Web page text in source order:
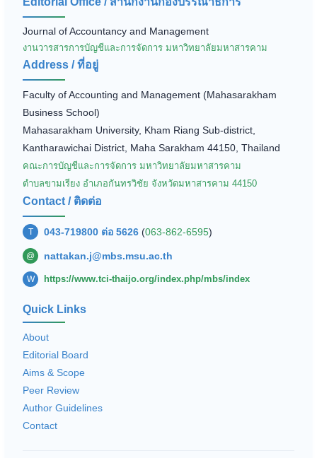
Journal of Accountancy and Management
งานวารสารการบัญชีและการจัดการ มหาวิทยาลัยมหาสารคาม
Address / ที่อยู่
Faculty of Accounting and Management (Mahasarakham
Business School)
Mahasarakham University, Kham Riang Sub-district,
Kantharawichai District, Maha Sarakham 44150, Thailand
คณะการบัญชีและการจัดการ มหาวิทยาลัยมหาสารคาม
ตำบลขามเรียง อำเภอกันทรวิชัย จังหวัดมหาสารคาม 44150
Contact / ติดต่อ
T 043-719800 ต่อ 5626 (063-862-6595)
@ nattakan.j@mbs.msu.ac.th
W https://www.tci-thaijo.org/index.php/mbs/index
Quick Links
About
Editorial Board
Aims & Scope
Peer Review
Author Guidelines
Contact